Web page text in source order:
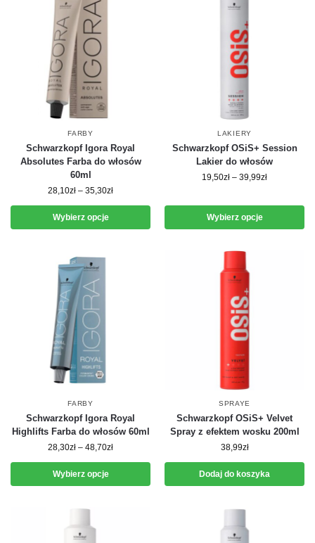
FARBY
Schwarzkopf Igora Royal
Absolutes Farba do włosów
60ml
28,10zł – 35,30zł
Wybierz opcje
LAKIERY
Schwarzkopf OSiS+ Session
Lakier do włosów
19,50zł – 39,99zł
Wybierz opcje
FARBY
Schwarzkopf Igora Royal
Highlifts Farba do włosów 60ml
28,30zł – 48,70zł
Wybierz opcje
SPRAYE
Schwarzkopf OSiS+ Velvet
Spray z efektem wosku 200ml
38,99zł
Dodaj do koszyka